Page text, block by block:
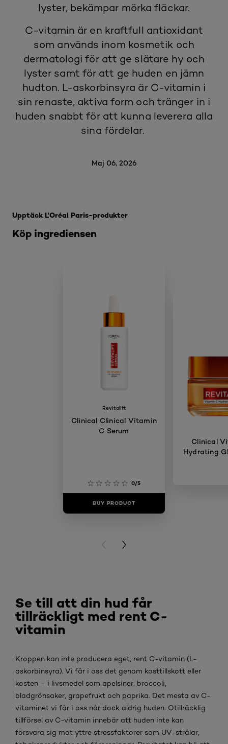
lyster, bekämpar mörka fläckar.
C-vitamin är en kraftfull antioxidant
som används inom kosmetik och
dermatologi för att ge slätare hy och
lyster samt för att ge huden en jämn
hudton. L-askorbinsyra är C-vitamin i
sin renaste, aktiva form och tränger in i
huden snabbt för att kunna leverera alla
sina fördelar.
Maj 06, 2026
Köp ingrediensen
Upptäck L'Oréal Paris-produkter
Revitalift
Clinical Clinical Vitamin
C Serum
0/5
BUY PRODUCT
Clinical
Hydrating
PREVIOUS CARD
NEXT CARD
Se till att din hud får
tillräckligt med rent C-
vitamin
Kroppen kan inte producera eget, rent C-vitamin (L-
askorbinsyra). Vi får i oss det genom kosttillskott eller
kosten – i livsmedel som apelsiner, broccoli,
bladgrönsaker, grapefrukt och paprika. Det mesta av C-
vitaminet vi får i oss når dock aldrig huden. Otillräcklig
tillförsel av C-vitamin innebär att huden inte kan
försvara sig mot yttre stressfaktorer som UV-strålar,